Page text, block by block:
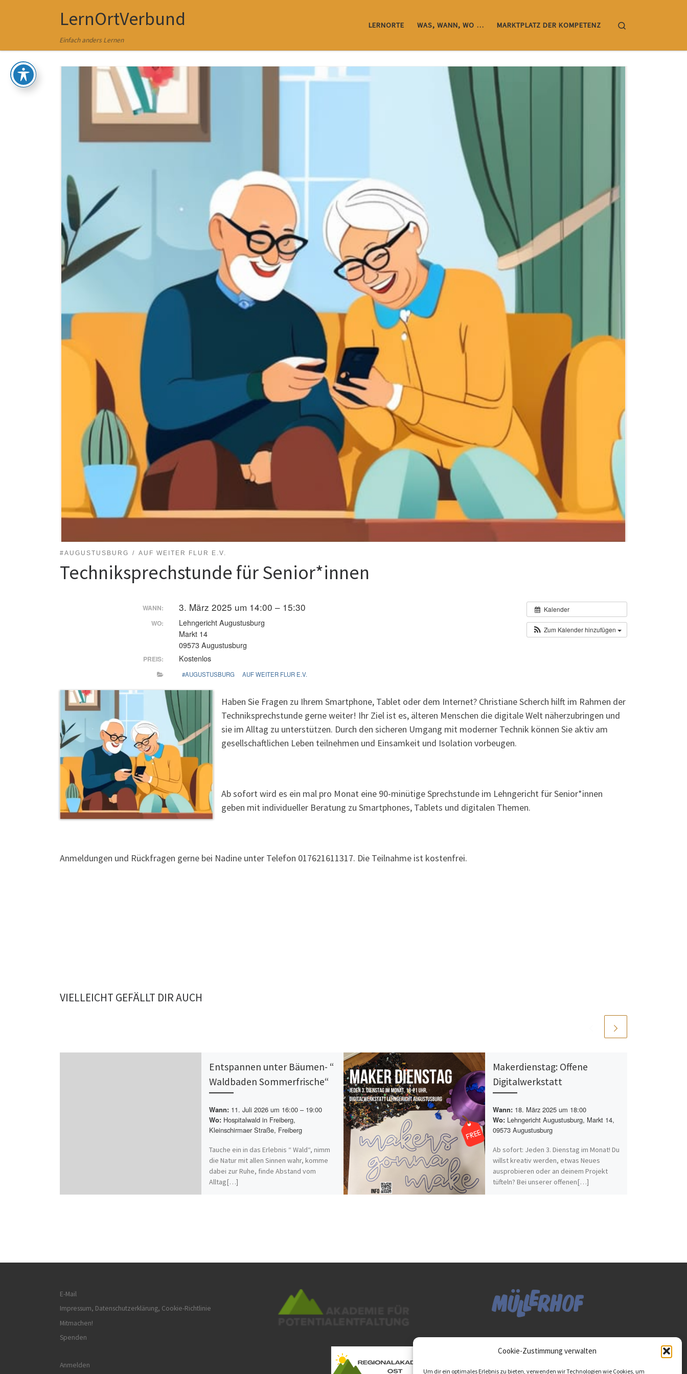
Cookie-Zustimmung verwalten
Um dir ein optimales Erlebnis zu bieten, verwenden wir Technologien wie Cookies, um
Zum Inhalt springenLernOrtVerbund
Einfach anders Lernen
LERNORTE WAS, WANN, WO … MARKTPLATZ DER KOMPETENZ
#AUGUSTUSBURG AUF WEITER FLUR E.V.
Techniksprechstunde für Senior*innen
Kalender
Zum Kalender hinzufügen
WANN: 3. März 2025 um 14:00 – 15:30
WO:
Lehngericht Augustusburg
Markt 14
09573 Augustusburg
PREIS: Kostenlos
#AUGUSTUSBURG AUF WEITER FLUR E.V.
Haben Sie Fragen zu Ihrem Smartphone, Tablet oder dem Internet? Christiane Scherch hilft im Rahmen der
Techniksprechstunde gerne weiter! Ihr Ziel ist es, älteren Menschen die digitale Welt näherzubringen und
sie im Alltag zu unterstützen. Durch den sicheren Umgang mit moderner Technik können Sie aktiv am
gesellschaftlichen Leben teilnehmen und Einsamkeit und Isolation vorbeugen.
Ab sofort wird es ein mal pro Monat eine 90-minütige Sprechstunde im Lehngericht für Senior*innen
geben mit individueller Beratung zu Smartphones, Tablets und digitalen Themen.
Anmeldungen und Rückfragen gerne bei Nadine unter Telefon 017621611317. Die Teilnahme ist kostenfrei.
VIELLEICHT GEFÄLLT DIR AUCH
Entspannen unter Bäumen- “
Waldbaden Sommerfrische“
Wann: 11. Juli 2026 um 16:00 – 19:00
Wo: Hospitalwald in Freiberg,
Kleinschirmaer Straße, Freiberg
Tauche ein in das Erlebnis “ Wald“, nimm
die Natur mit allen Sinnen wahr, komme
dabei zur Ruhe, finde Abstand vom
Alltag[…]
Makerdienstag: Offene
Digitalwerkstatt
Wann: 18. März 2025 um 18:00
Wo: Lehngericht Augustusburg, Markt 14,
09573 Augustusburg
Ab sofort: Jeden 3. Dienstag im Monat! Du
willst kreativ werden, etwas Neues
ausprobieren oder an deinem Projekt
tüfteln? Bei unserer offenen[…]
E-Mail
Impressum, Datenschutzerklärung, Cookie-Richtlinie
Mitmachen!
Spenden
Anmelden
Diese Website ist als Teil
lassen - Raum geben"